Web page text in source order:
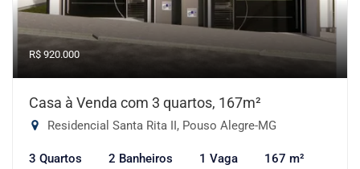
R$ 920.000
Casa à Venda com 3 quartos, 167m²
Residencial Santa Rita II, Pouso Alegre-MG
3 Quartos 2 Banheiros 1 Vaga 167 m²